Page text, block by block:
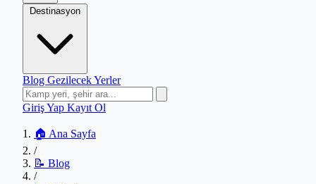
Destinasyon
Blog Gezilecek Yerler
Giriş Yap Kayıt Ol
🏠 Ana Sayfa
/
📝 Blog
/